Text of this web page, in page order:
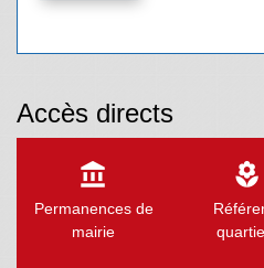
Accès directs
account_balance
Permanences de
mairie
local_florist